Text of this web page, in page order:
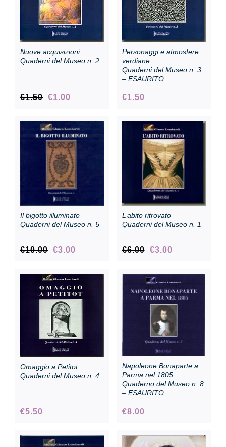
Collection
Contacts and tickets
Accessibility
Nuove acquisizioni
Quaderni del Museo n. 2
€1.50 Original
€1.50.
€1.00
€1.00.
Personaggi e atmosfere
verdiane
Quaderni del Museo n. 3
– ESAURITO
€1.50
Il bigotto illuminato
Quaderni del Museo n. 5
€10.00 Original
€10.00.
€3.00
€3.00.
L’abito ritrovato
Quaderni del Museo n. 1
€6.00
Original
€6.00.
€3.00Current
€3.00.
Omaggio a Petitot
Quaderni del Museo n. 4
€5.50
Napoleone Bonaparte a
Parma nel 1805
Quaderno del Museo n. 8
– ESAURITO
€8.00